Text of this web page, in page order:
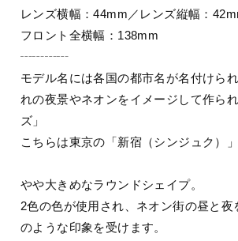
レンズ横幅：44mm／レンズ縦幅：
フロント全横幅：138mm
┄┄┄┄
モデル名には各国の都市名が名付けら
れの夜景やネオンをイメージして作ら
ズ」
こちらは東京の「新宿（シンジュク）」
やや大きめなラウンドシェイプ。
2色の色が使用され、ネオン街の昼と夜
のような印象を受けます。